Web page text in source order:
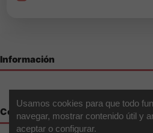
Información
Contáctenos
Usamos cookies para que todo
navegar, mostrar contenido útil y
aceptar o configurar.